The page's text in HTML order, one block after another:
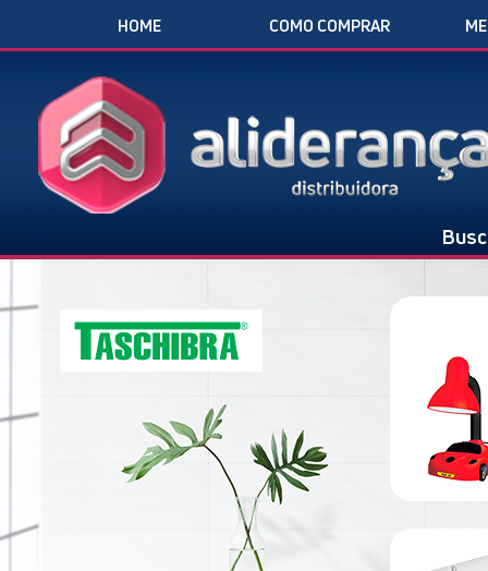
HOME COMO COMPRAR